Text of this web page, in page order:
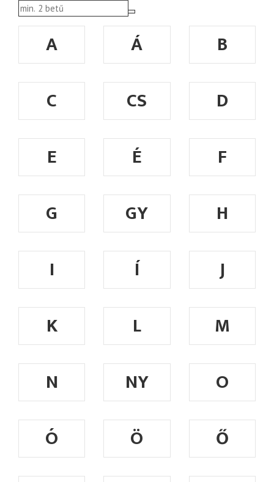
A Á
B
C
CS
D
E
É
F
G
GY
H
I
Í
J
K
L
M
N
NY
O
Ó
Ö
Ő